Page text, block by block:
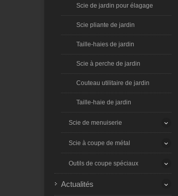
Scie de jardin pour élagage
Scie pliante de jardin
Taille-haies de jardin
Scie à perche de jardin
Couteau utilitaire de jardin
Taille-haie de jardin
Scie de menuiserie
Scie à coupe de métal
Outils de coupe spéciaux
Actualités